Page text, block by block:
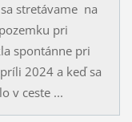
stretávame na
pri
spontánne pri
2024 a keď sa
v ceste ...